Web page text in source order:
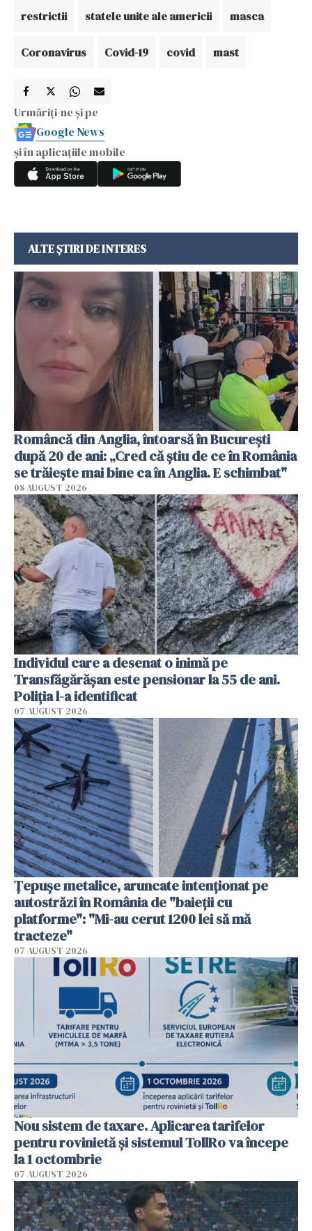
restrictii statele unite ale americii masca
Coronavirus Covid-19 covid mast
Urmăriți-ne și pe
Google News
și în aplicațiile mobile
ALTE ȘTIRI DE INTERES
Româncă din Anglia, întoarsă în București
după 20 de ani: „Cred că știu de ce în România
se trăiește mai bine ca în Anglia. E schimbat"
08 AUGUST 2026
Individul care a desenat o inimă pe
Transfăgărășan este pensionar la 55 de ani.
Poliția l-a identificat
07 AUGUST 2026
Țepușe metalice, aruncate intenționat pe
autostrăzi în România de "baieții cu
platforme": "Mi-au cerut 1200 lei să mă
tracteze"
07 AUGUST 2026
Nou sistem de taxare. Aplicarea tarifelor
pentru rovinietă şi sistemul TollRo va începe
la 1 octombrie
07 AUGUST 2026